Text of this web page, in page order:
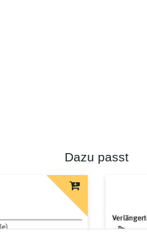
Dazu passt